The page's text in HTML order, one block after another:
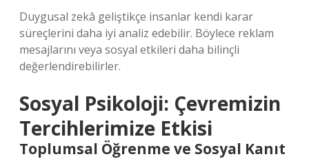
Duygusal zekâ geliştikçe insanlar kendi karar
süreçlerini daha iyi analiz edebilir. Böylece reklam
mesajlarını veya sosyal etkileri daha bilinçli
değerlendirebilirler.
Sosyal Psikoloji: Çevremizin
Tercihlerimize Etkisi
Toplumsal Öğrenme ve Sosyal Kanıt